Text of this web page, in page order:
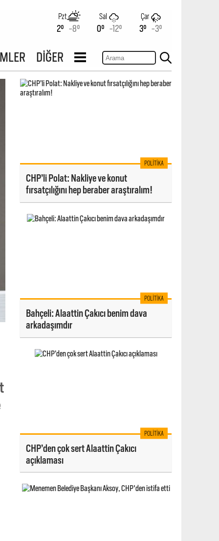
Pzt
2° -8°
Sal
0° -12°
Çar
3° -3°
DİĞER
POLITIKA
CHP’li Polat: Nakliye ve konut
fırsatçılığını hep beraber araştıralım!
POLITIKA
Bahçeli: Alaattin Çakıcı benim dava
arkadaşımdır
POLITIKA
CHP’den çok sert Alaattin Çakıcı
açıklaması